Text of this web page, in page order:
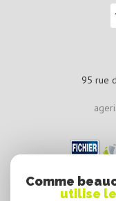
95 rue
Comme
utilise